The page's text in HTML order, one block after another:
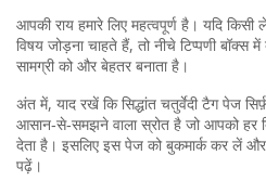
आपकी राय हमारे लिए महत्वपूर्ण है। यदि
विषय जोड़ना चाहते हैं, तो नीचे टिप्पणी
सामग्री को और बेहतर बनाता है।
अंत में, याद रखें कि सिद्धांत चतुर्वेदी टैग पेज
आसान‑से‑समझने वाला स्रोत है जो आपको हर
देता है। इसलिए इस पेज को बुकमार्क कर लें
पढ़ें।